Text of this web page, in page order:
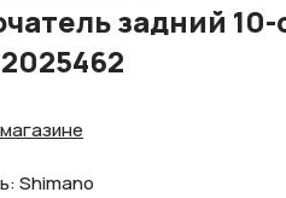
задний 10-
магазине
Shimano